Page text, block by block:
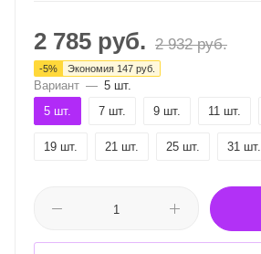
2 785 руб. 2 932руб.
-5% Экономия 147 руб.
Вариант — 5 шт.
5 шт.
7 шт. 9 шт. 11 шт.
19 шт. 21 шт. 25 шт. 31 шт.